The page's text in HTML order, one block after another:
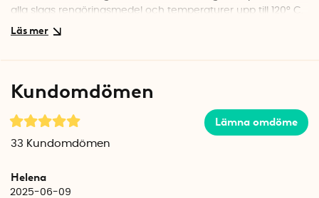
alla slags rengöringsmedel och temperaturer upp till 120° C.
Använd samma rengöringsmedel som för toalettstolen.
Kundomdömen
Lämna omdöme
33 Kundomdömen
Helena
2025-06-09